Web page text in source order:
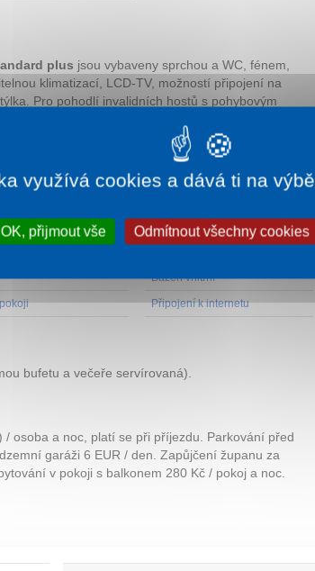
plus jsou vybaveny sprchou a WC, fénem,
klimatizací, LCD-TV, možností připojení na
Pro pohodlí invalidních hostů s pohybovým
v přízemí. U některých pokojů je k dispozici
postelemi nebo manželskou postelí. Pokoje jsou
toaletními potřebami, župany, klimatizací,
plochou obrazovkou.
Bazén vnitřní
Připojení k internetu
bufetu a večeře servírovaná).
osoba a noc, platí se při příjezdu. Parkování před
garáži 6 EUR / den. Zapůjčení županu za
v pokoji s balkonem 280 Kč / pokoj a noc.
využívá cookies a dává ti na
OK, přijmout vše Odmítnout všechny cookies